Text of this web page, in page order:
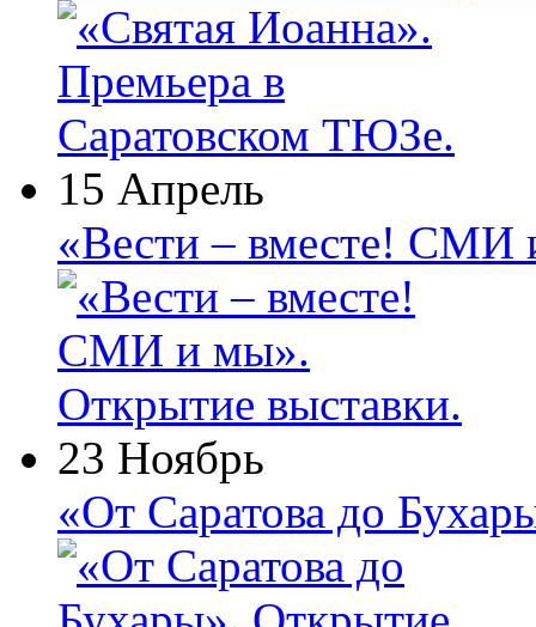
15 Апрель
«Вести – вместе! СМИ
23 Ноябрь
«От Саратова до